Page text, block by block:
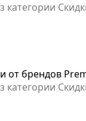
категории
от брендов
категории